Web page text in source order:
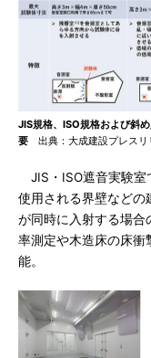
JIS規格、ISO規格および斜
要 出典：大成建設プレスリ
JIS・ISO遮音実験室
使用される界壁などの
が同時に入射する場合
率測定や木造床の床衝
能。